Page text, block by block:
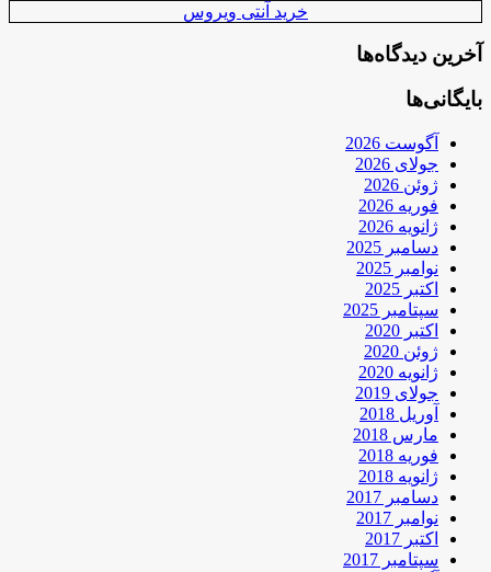
خرید آنتی ویروس
آخرین دیدگاه‌ها
بایگانی‌ها
آگوست 2026
جولای 2026
ژوئن 2026
فوریه 2026
ژانویه 2026
دسامبر 2025
نوامبر 2025
اکتبر 2025
سپتامبر 2025
اکتبر 2020
ژوئن 2020
ژانویه 2020
جولای 2019
آوریل 2018
مارس 2018
فوریه 2018
ژانویه 2018
دسامبر 2017
نوامبر 2017
اکتبر 2017
سپتامبر 2017